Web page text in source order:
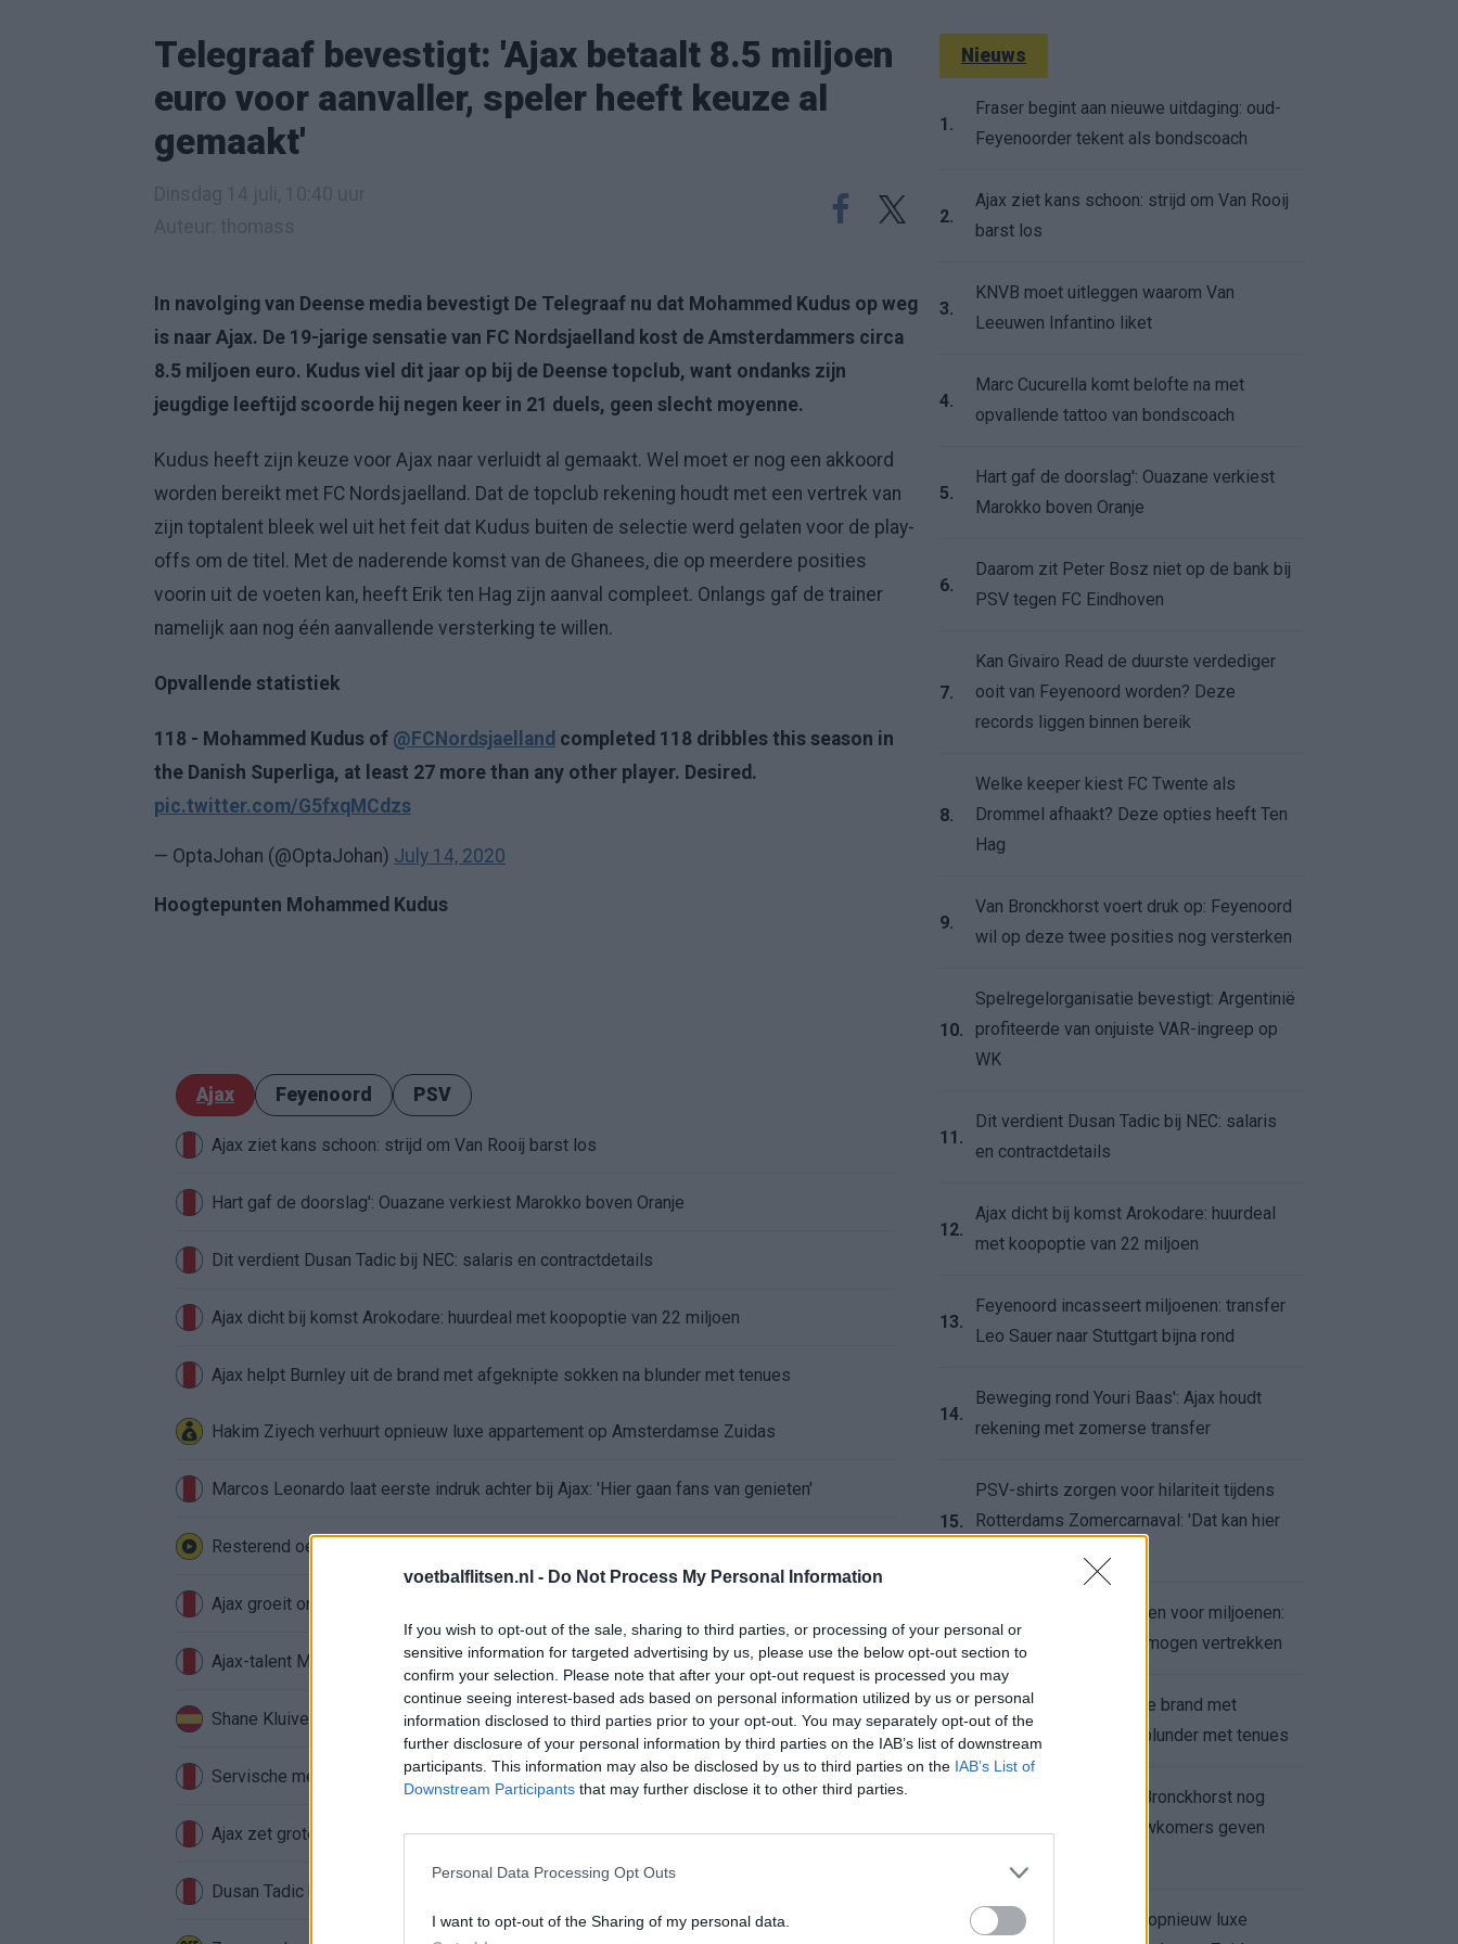
voetbalflitsen.nl - Do Not Process My Personal Information
If you wish to opt-out of the sale, sharing to third parties, or processing of your personal or
sensitive information for targeted advertising by us, please use the below opt-out section to
confirm your selection. Please note that after your opt-out request is processed you may
continue seeing interest-based ads based on personal information utilized by us or personal
information disclosed to third parties prior to your opt-out. You may separately opt-out of the
further disclosure of your personal information by third parties on the IAB’s list of downstream
participants. This information may also be disclosed by us to third parties on the IAB’s List of
Downstream Participants that may further disclose it to other third parties.
Personal Data Processing Opt Outs
I want to opt-out of the Sharing of my personal data.
Telegraaf bevestigt: 'Ajax betaalt 8.5 miljoen
euro voor aanvaller, speler heeft keuze al
gemaakt'
In navolging van Deense media bevestigt De Telegraaf nu dat Mohammed Kudus op weg
is naar Ajax. De 19-jarige sensatie van FC Nordsjaelland kost de Amsterdammers circa
8.5 miljoen euro. Kudus viel dit jaar op bij de Deense topclub, want ondanks zijn
jeugdige leeftijd scoorde hij negen keer in 21 duels, geen slecht moyenne.
Kudus heeft zijn keuze voor Ajax naar verluidt al gemaakt. Wel moet er nog een akkoord
worden bereikt met FC Nordsjaelland. Dat de topclub rekening houdt met een vertrek van
zijn toptalent bleek wel uit het feit dat Kudus buiten de selectie werd gelaten voor de play-
offs om de titel. Met de naderende komst van de Ghanees, die op meerdere posities
voorin uit de voeten kan, heeft Erik ten Hag zijn aanval compleet. Onlangs gaf de trainer
namelijk aan nog één aanvallende versterking te willen.
Opvallende statistiek
118 - Mohammed Kudus of @FCNordsjaelland completed 118 dribbles this season in
the Danish Superliga, at least 27 more than any other player. Desired.
pic.twitter.com/G5fxqMCdzs
— OptaJohan (@OptaJohan) July 14, 2020
Hoogtepunten Mohammed Kudus
Ajax Feyenoord PSV
Ajax ziet kans schoon: strijd om Van Rooij barst los
Hart gaf de doorslag': Ouazane verkiest Marokko boven Oranje
Dit verdient Dusan Tadic bij NEC: salaris en contractdetails
Ajax dicht bij komst Arokodare: huurdeal met koopoptie van 22 miljoen
Ajax helpt Burnley uit de brand met afgeknipte sokken na blunder met tenues
Hakim Ziyech verhuurt opnieuw luxe appartement op Amsterdamse Zuidas
Marcos Leonardo laat eerste indruk achter bij Ajax: 'Hier gaan fans van genieten'
Resterend oefenprogramma Ajax: waar zijn de duels te zien
Ajax groeit onder Míchel, maar transfermarkt blijft cruciaal
Ajax-talent Mohamed Abdalla schrijft Europese geschiedenis
Shane Kluivert krijgt kans van Flick en begint in de basis bij FC Barcelona
Servische media vergelijken Ajax-talent Abdellah Ouazane met Lionel Messi
Ajax zet grote stap richting volgende ronde na ruime zege op Vojvodina
Dusan Tadic kijkt met bijzondere gevoelens naar Ajax - Vojvodina
Nieuws
1.
Fraser begint aan nieuwe uitdaging: oud-
Feyenoorder tekent als bondscoach
2.
Ajax ziet kans schoon: strijd om Van Rooij
barst los
3.
KNVB moet uitleggen waarom Van
Leeuwen Infantino liket
4.
Marc Cucurella komt belofte na met
opvallende tattoo van bondscoach
5.
Hart gaf de doorslag': Ouazane verkiest
Marokko boven Oranje
6.
Daarom zit Peter Bosz niet op de bank bij
PSV tegen FC Eindhoven
7.
Kan Givairo Read de duurste verdediger
ooit van Feyenoord worden? Deze
records liggen binnen bereik
8.
Welke keeper kiest FC Twente als
Drommel afhaakt? Deze opties heeft Ten
Hag
9.
Van Bronckhorst voert druk op: Feyenoord
wil op deze twee posities nog versterken
10.
Spelregelorganisatie bevestigt: Argentinië
profiteerde van onjuiste VAR-ingreep op
WK
11.
Dit verdient Dusan Tadic bij NEC: salaris
en contractdetails
12.
Ajax dicht bij komst Arokodare: huurdeal
met koopoptie van 22 miljoen
13.
Feyenoord incasseert miljoenen: transfer
Leo Sauer naar Stuttgart bijna rond
14.
Beweging rond Youri Baas': Ajax houdt
rekening met zomerse transfer
15.
PSV-shirts zorgen voor hilariteit tijdens
Rotterdams Zomercarnaval: 'Dat kan hier
16.
Feyenoord zet deur open voor miljoenen:
Ueda en Hadj Moussa mogen vertrekken
17.
Ajax helpt Burnley uit de brand met
afgeknipte sokken na blunder met tenues
Feyenoord onder Van Bronckhorst nog
altijd ongeslagen: nieuwkomers geven
Hakim Ziyech verhuurt opnieuw luxe